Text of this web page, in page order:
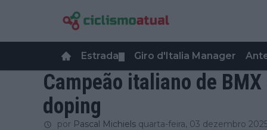
Estrada Giro d'Italia Manager
Campeão italiano de
doping
por Pascal Michiels quarta-feira, 03 dezembro